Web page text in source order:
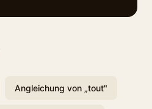
Angleichung von „tout"